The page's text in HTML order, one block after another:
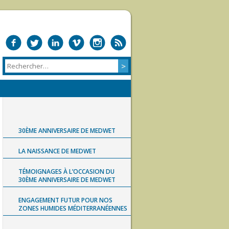
30ÈME ANNIVERSAIRE DE MEDWET
LA NAISSANCE DE MEDWET
TÉMOIGNAGES À L’OCCASION DU
30ÈME ANNIVERSAIRE DE MEDWET
ENGAGEMENT FUTUR POUR NOS
ZONES HUMIDES MÉDITERRANÉENNES